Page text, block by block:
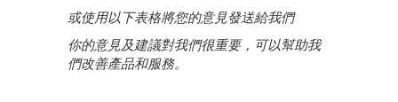
或使用以下表格將您的意見發送給我們
你的意見及建議對我們很重要，可以幫助我
們改善產品和服務。